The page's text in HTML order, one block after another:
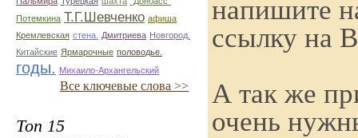
Потемкина Т.Г.Шевченко афиша
Кремлевская стена. Дмитриева Новгород.
Китайские Ярмарочные половодье.
годы. Михаило-Архангельский
Все ключевые слова >>
Топ 15
напишите
ссылку на
А так же
очень